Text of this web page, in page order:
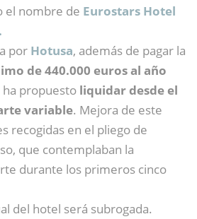
el nombre de Eurostars Hotel
por Hotusa, además de pagar la
de 440.000 euros al año
ha propuesto liquidar desde el
variable. Mejora de este
recogidas en el pliego de
que contemplaban la
durante los primeros cinco
del hotel será subrogada.